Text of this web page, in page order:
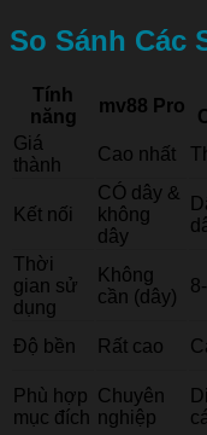
So Sánh Các
Tính
năng
mv88 Pro
Giá
thành
Cao nhất
Kết nối
CÓ dây &
không
dây
Thời
gian sử
dụng
Không
cần (dây)
Độ bền Rất cao
Phù hợp
mục đích
Chuyên
nghiệp